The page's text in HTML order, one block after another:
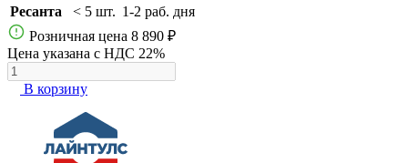
Ресанта
< 5 шт. 1-2 раб. дня
Розничная цена 8 890 ₽
Цена указана с НДС 22%
В корзину